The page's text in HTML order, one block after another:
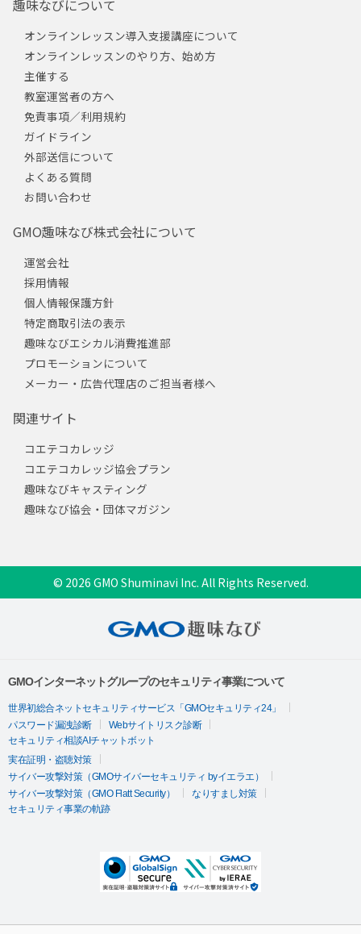
趣味なびについて
オンラインレッスン導入支援講座について
オンラインレッスンのやり方、始め方
主催する
教室運営者の方へ
免責事項／利用規約
ガイドライン
外部送信について
よくある質問
お問い合わせ
GMO趣味なび株式会社について
運営会社
採用情報
個人情報保護方針
特定商取引法の表示
趣味なびエシカル消費推進部
プロモーションについて
メーカー・広告代理店のご担当者様へ
関連サイト
コエテコカレッジ
コエテコカレッジ協会プラン
趣味なびキャスティング
趣味なび協会・団体マガジン
© 2026 GMO Shuminavi Inc. All Rights Reserved.